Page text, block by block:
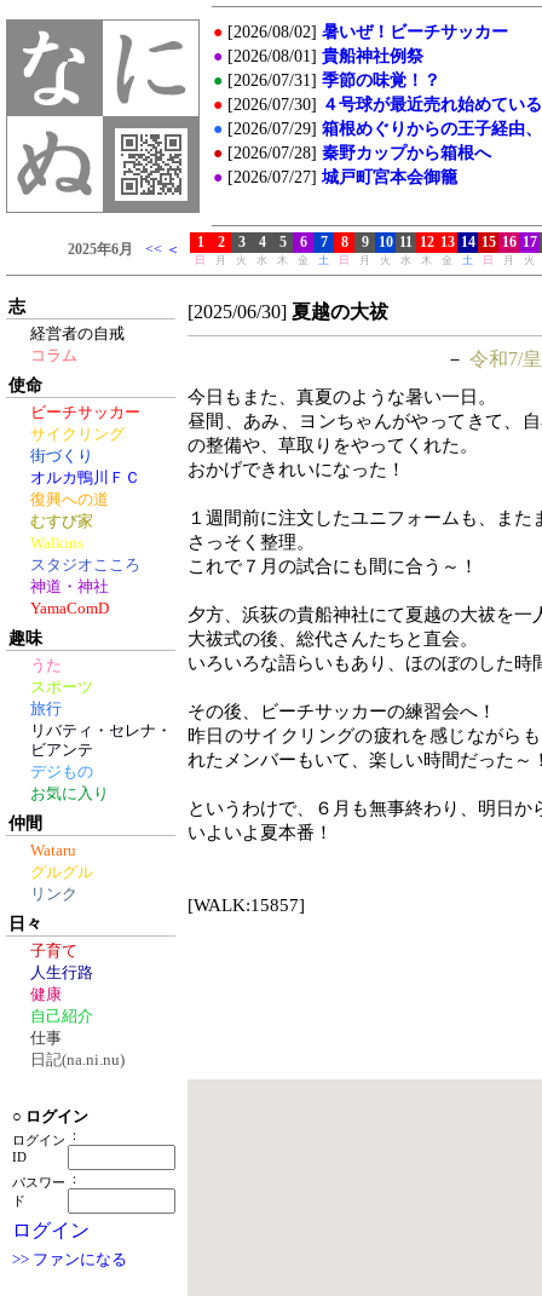
志
経営者の自戒
コラム
使命
ビーチサッカー
サイクリング
街づくり
オルカ鴨川ＦＣ
復興への道
むすび家
Walkins
スタジオこころ
神道・神社
YamaComD
趣味
うた
スポーツ
旅行
リバティ・セレナ・
ビアンテ
デジもの
お気に入り
仲間
Wataru
グルグル
リンク
日々
子育て
人生行路
健康
自己紹介
仕事
日記(na.ni.nu)
○ ログイン
ログイン
ID
：
パスワー
ド
：
ログイン
>> ファンになる
[2025/06/30] 夏越の大祓
－ 令和7/
今日もまた、真夏のような暑い一日。
昼間、あみ、ヨンちゃんがやってきて、
の整備や、草取りをやってくれた。
おかげできれいになった！
１週間前に注文したユニフォームも、また
さっそく整理。
これで７月の試合にも間に合う～！
夕方、浜荻の貴船神社にて夏越の大祓を一
大祓式の後、総代さんたちと直会。
いろいろな語らいもあり、ほのぼのした時
その後、ビーチサッカーの練習会へ！
昨日のサイクリングの疲れを感じながら
れたメンバーもいて、楽しい時間だった～
というわけで、６月も無事終わり、明日か
いよいよ夏本番！
[WALK:15857]